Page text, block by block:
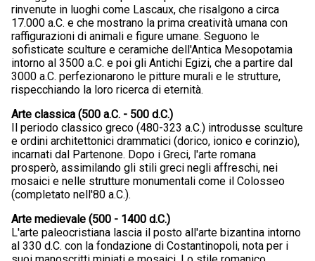
rinvenute in luoghi come Lascaux, che risalgono a circa
17.000 a.C. e che mostrano la prima creatività umana con
raffigurazioni di animali e figure umane. Seguono le
sofisticate sculture e ceramiche dell'Antica Mesopotamia
intorno al 3500 a.C. e poi gli Antichi Egizi, che a partire dal
3000 a.C. perfezionarono le pitture murali e le strutture,
rispecchiando la loro ricerca di eternità.
Arte classica (500 a.C. - 500 d.C.)
Il periodo classico greco (480-323 a.C.) introdusse sculture
e ordini architettonici drammatici (dorico, ionico e corinzio),
incarnati dal Partenone. Dopo i Greci, l'arte romana
prosperò, assimilando gli stili greci negli affreschi, nei
mosaici e nelle strutture monumentali come il Colosseo
(completato nell'80 a.C.).
Arte medievale (500 - 1400 d.C.)
L'arte paleocristiana lascia il posto all'arte bizantina intorno
al 330 d.C. con la fondazione di Costantinopoli, nota per i